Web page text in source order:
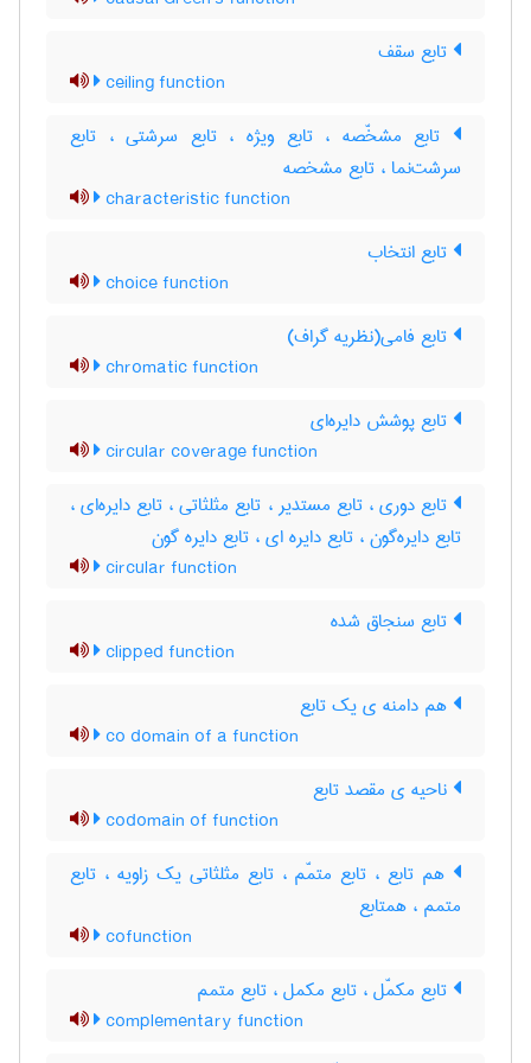
تابع سقف
ceiling function
تابع مشخّصه ، تابع ویژه ، تابع سرشتی ، تابع
سرشت‌نما ، تابع مشخصه
characteristic function
تابع انتخاب
choice function
تابع فامی(نظریه گراف)
chromatic function
تابع پوشش دایره‌ای
circular coverage function
تابع دوری ، تابع مستدیر ، تابع مثلثاتی ، تابع دایره‌ای ،
تابع دایره‌گون ، تابع دایره ای ، تابع دایره گون
circular function
تابع سنجاق شده
clipped function
هم دامنه ی یک تابع
co domain of a function
ناحیه ی مقصد تابع
codomain of function
هم تابع ، تابع متمّم ، تابع مثلثاتی یک زاویه ، تابع
متمم ، همتابع
cofunction
تابع مکمّل ، تابع مکمل ، تابع متمم
complementary function